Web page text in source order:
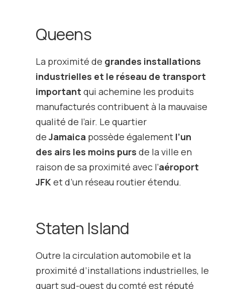
Queens
La proximité de grandes installations
industrielles et le réseau de transport
important qui achemine les produits
manufacturés contribuent à la mauvaise
qualité de l’air. Le quartier
deJamaica possède également l’un
des airs les moins purs de la ville en
raison de sa proximité avec l’aéroport
JFKet d’un réseau routier étendu.
Staten Island
Outre la circulation automobile et la
proximité d’installations industrielles, le
quart sud-ouest du comté est réputé